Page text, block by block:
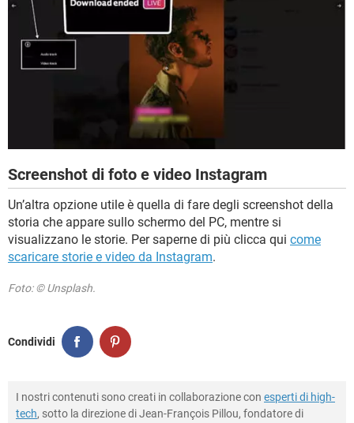
Screenshot di foto e video Instagram
Un’altra opzione utile è quella di fare degli screenshot della
storia che appare sullo schermo del PC, mentre si
visualizzano le storie. Per saperne di più clicca qui come
scaricare storie e video da Instagram.
Foto: © Unsplash.
Condividi
I nostri contenuti sono creati in collaborazione con esperti di high-
tech, sotto la direzione di Jean-François Pillou, fondatore di